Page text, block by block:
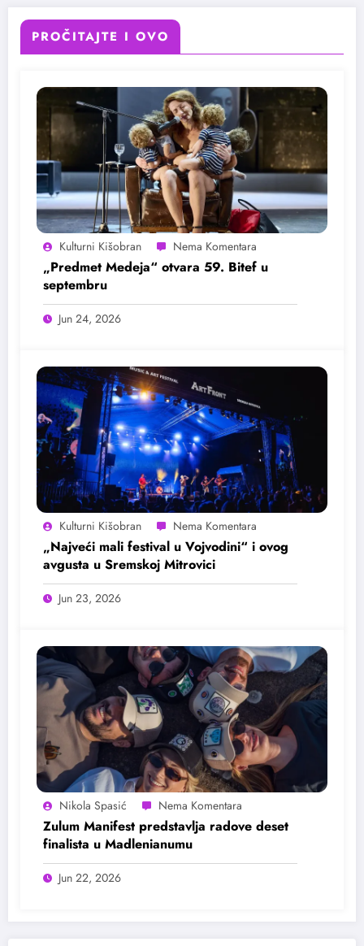
PROČITAJTE I OVO
Kulturni Kišobran
„Predmet Medeja“ otvara 59. Bitef u
septembru
Jun 24, 2026
Kulturni Kišobran
„Najveći mali festival u Vojvodini“ i ovog
avgusta u Sremskoj Mitrovici
Jun 23, 2026
Nikola Spasić
Zulum Manifest predstavlja radove deset
finalista u Madlenianumu
Jun 22, 2026